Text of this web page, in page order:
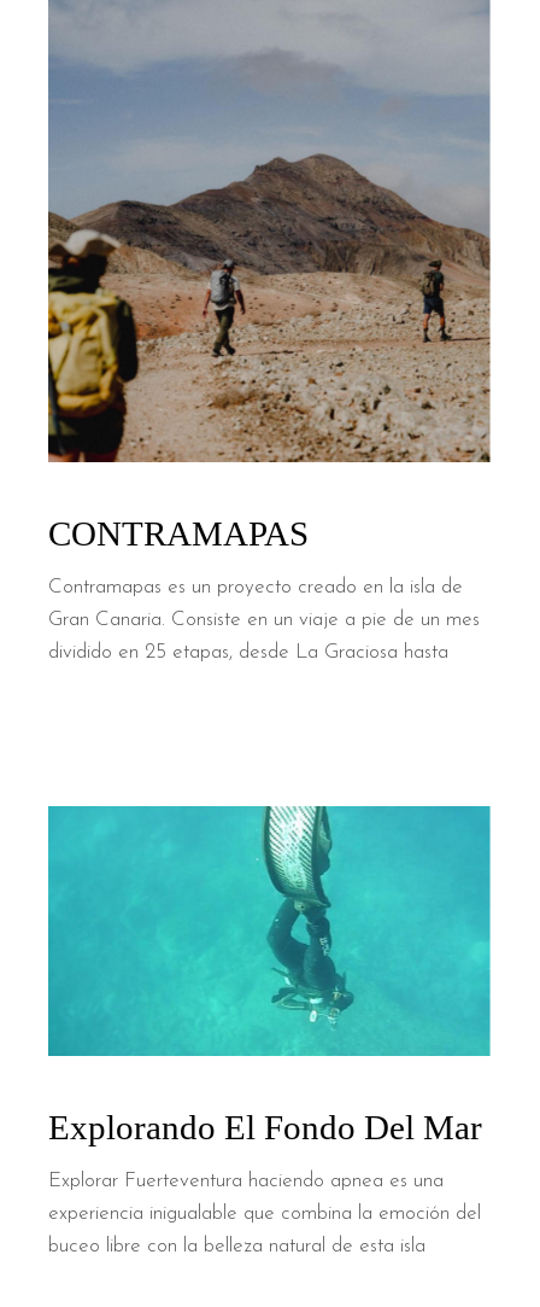
CONTRAMAPAS
Contramapas es un proyecto creado en la isla de
Gran Canaria. Consiste en un viaje a pie de un mes
dividido en 25 etapas, desde La Graciosa hasta
Explorando El Fondo Del Mar
Explorar Fuerteventura haciendo apnea es una
experiencia inigualable que combina la emoción del
buceo libre con la belleza natural de esta isla